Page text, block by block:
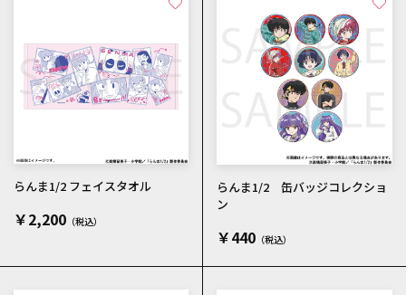
らんま1/2 フェイスタオル
￥2,200
らんま1/2 缶バッジコレクショ
ン
￥440